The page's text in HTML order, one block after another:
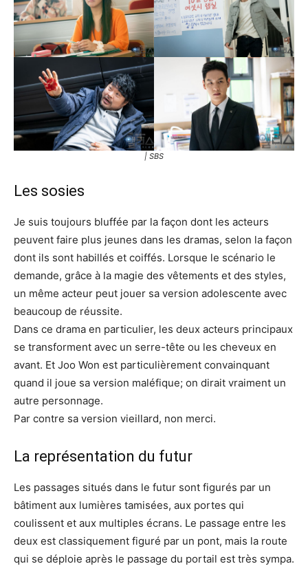
| SBS
Les sosies
Je suis toujours bluffée par la façon dont les acteurs
peuvent faire plus jeunes dans les dramas, selon la façon
dont ils sont habillés et coiffés. Lorsque le scénario le
demande, grâce à la magie des vêtements et des styles,
un même acteur peut jouer sa version adolescente avec
beaucoup de réussite.
Dans ce drama en particulier, les deux acteurs principaux
se transforment avec un serre-tête ou les cheveux en
avant. Et Joo Won est particulièrement convainquant
quand il joue sa version maléfique; on dirait vraiment un
autre personnage.
Par contre sa version vieillard, non merci.
La représentation du futur
Les passages situés dans le futur sont figurés par un
bâtiment aux lumières tamisées, aux portes qui
coulissent et aux multiples écrans. Le passage entre les
deux est classiquement figuré par un pont, mais la route
qui se déploie après le passage du portail est très sympa.